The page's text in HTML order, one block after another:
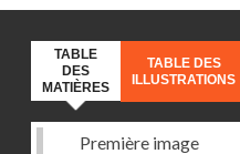
TABLE
DES
MATIÈRES
TABLE DES
ILLUSTRATIONS
Première image